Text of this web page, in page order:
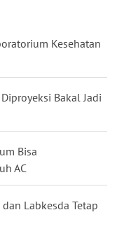
Kesehatan
Bakal Jadi
Bisa
AC
Labkesda Tetap